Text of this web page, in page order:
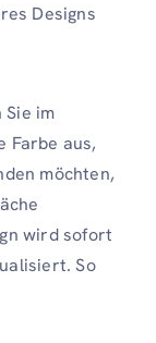
Designs
Sie im
Farbe aus,
möchten,
wird sofort
So